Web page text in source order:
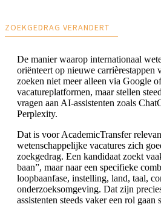
ZOEKGEDRAG VERANDERT
De manier waarop internationaal
oriënteert op nieuwe carrièrestappen
zoeken niet meer alleen via Google
vacatureplatformen, maar stellen
vragen aan AI-assistenten zoals
Perplexity.
Dat is voor AcademicTransfer
wetenschappelijke vacatures zich
zoekgedrag. Een kandidaat zoekt
baan”, maar naar een specifieke
loopbaanfase, instelling, land, taal,
onderzoeksomgeving. Dat zijn
assistenten steeds vaker een rol gaan